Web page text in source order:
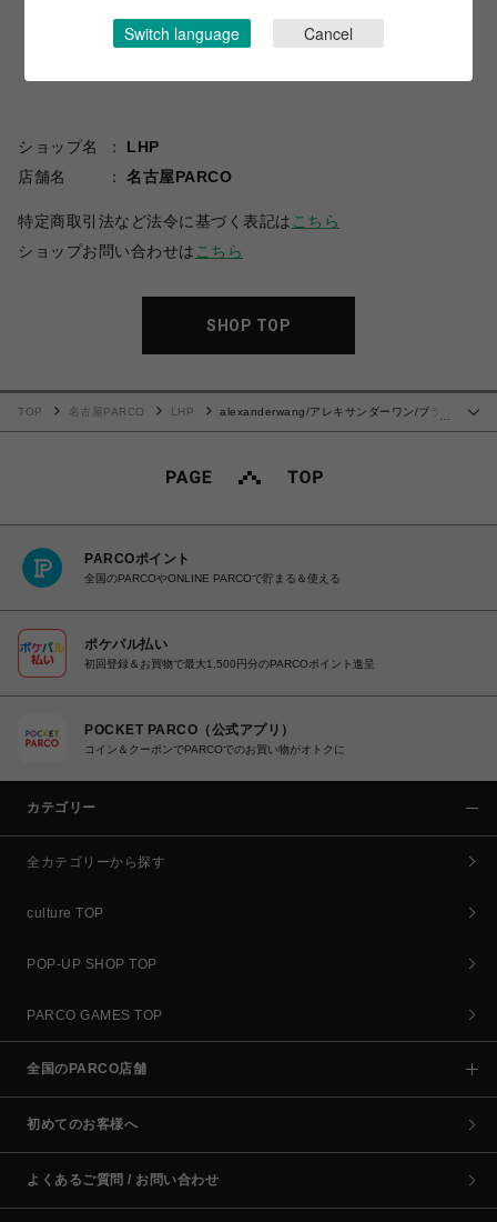
ショップ名
LHP
店舗名
名古屋PARCO
特定商取引法など法令に基づく表記は こちら
ショップお問い合わせは こちら
SHOP TOP
…
TOP 名古屋PARCO LHP
alexanderwang/アレキサンダーワン/ブラ
PARCOポイント
全国のPARCOやONLINE PARCOで貯まる＆使える
ポケパル払い
初回登録＆お買物で最大1,500円分のPARCOポイント進呈
POCKET PARCO（公式アプリ）
コイン＆クーポンでPARCOでのお買い物がオトクに
カテゴリー
全カテゴリーから探す
culture TOP
POP-UP SHOP TOP
PARCO GAMES TOP
全国のPARCO店舗
初めてのお客様へ
よくあるご質問 / お問い合わせ
Switch language Cancel